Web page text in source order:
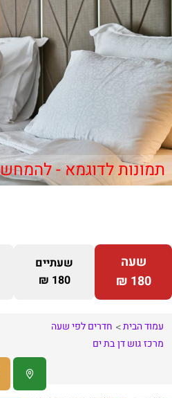
תמונות לדוגמא -
שעה
180 ₪
שעתיים
180 ₪
עמוד הבית
חדרים לפי שעה
מרכזגוש דןבת ים